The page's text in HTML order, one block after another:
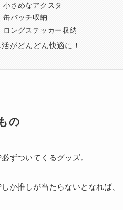
小さめなアクスタ
缶バッチ収納
ロングステッカー収納
がどんどん快適に！
の
ずついてくるグッズ。
か推しが当たらないとなれば、